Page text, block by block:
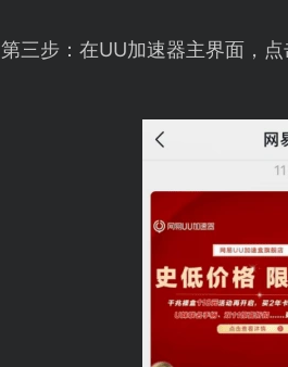
第三步：在UU加速器主界面，